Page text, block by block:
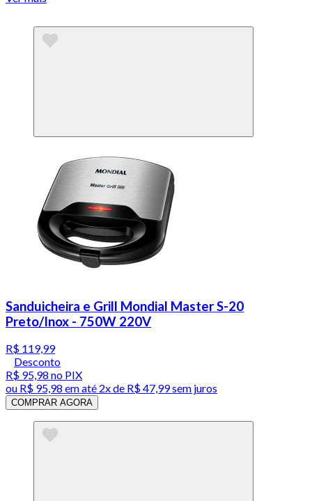
Sanduicheira e Grill Mondial Master S-20
Preto/Inox - 750W 220V
R$ 119,99
Desconto
R$ 95,98 no PIX
ou R$ 95,98 em até 2x de R$ 47,99 sem juros
COMPRAR AGORA